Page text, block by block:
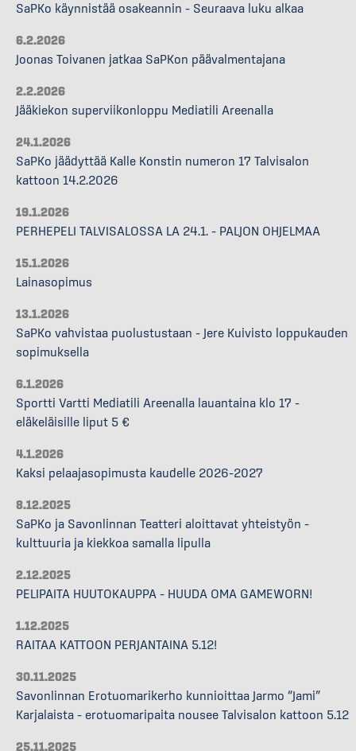
SaPKo käynnistää osakeannin – Seuraava luku alkaa
6.2.2026
Joonas Toivanen jatkaa SaPKon päävalmentajana
2.2.2026
Jääkiekon superviikonloppu Mediatili Areenalla
24.1.2026
SaPKo jäädyttää Kalle Konstin numeron 17 Talvisalon
kattoon 14.2.2026
19.1.2026
PERHEPELI TALVISALOSSA LA 24.1. – PALJON OHJELMAA
15.1.2026
Lainasopimus
13.1.2026
SaPKo vahvistaa puolustustaan – Jere Kuivisto loppukauden
sopimuksella
6.1.2026
Sportti Vartti Mediatili Areenalla lauantaina klo 17 –
eläkeläisille liput 5 €
4.1.2026
Kaksi pelaajasopimusta kaudelle 2026–2027
8.12.2025
SaPKo ja Savonlinnan Teatteri aloittavat yhteistyön –
kulttuuria ja kiekkoa samalla lipulla
2.12.2025
PELIPAITA HUUTOKAUPPA – HUUDA OMA GAMEWORN!
1.12.2025
RAITAA KATTOON PERJANTAINA 5.12!
30.11.2025
Savonlinnan Erotuomarikerho kunnioittaa Jarmo “Jami”
Karjalaista – erotuomaripaita nousee Talvisalon kattoon 5.12
25.11.2025